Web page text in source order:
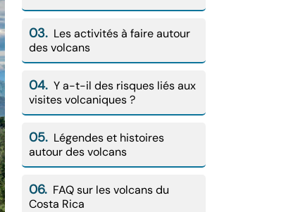
03. Les activités à faire autour
des volcans
04. Y a-t-il des risques liés aux
visites volcaniques ?
05. Légendes et histoires
autour des volcans
06. FAQ sur les volcans du
Costa Rica